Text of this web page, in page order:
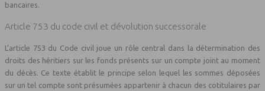
bancaires.
Article 753 du code civil et dévolution successorale
L’article 753 du Code civil joue un rôle central dans la détermination des
droits des héritiers sur les fonds présents sur un compte joint au moment
du décès. Ce texte établit le principe selon lequel les sommes déposées
sur un tel compte sont présumées appartenir à chacun des cotitulaires par